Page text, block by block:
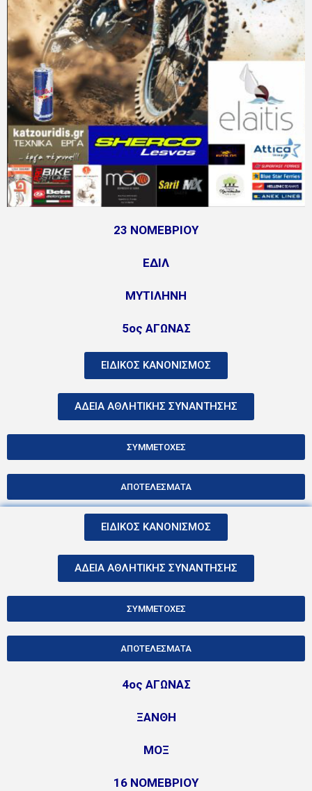
23 ΝΟΜΕΒΡΙΟΥ
ΕΔΙΛ
ΜΥΤΙΛΗΝΗ
5ος ΑΓΩΝΑΣ
ΕΙΔΙΚΟΣ ΚΑΝΟΝΙΣΜΟΣ
ΑΔΕΙΑ ΑΘΛΗΤΙΚΗΣ ΣΥΝΑΝΤΗΣΗΣ
ΣΥΜΜΕΤΟΧΕΣ
ΑΠΟΤΕΛΕΣΜΑΤΑ
16 ΝΟΜΕΒΡΙΟΥ
ΜΟΞ
ΞΑΝΘΗ
4ος ΑΓΩΝΑΣ
ΕΙΔΙΚΟΣ ΚΑΝΟΝΙΣΜΟΣ
ΑΔΕΙΑ ΑΘΛΗΤΙΚΗΣ ΣΥΝΑΝΤΗΣΗΣ
ΣΥΜΜΕΤΟΧΕΣ
ΑΠΟΤΕΛΕΣΜΑΤΑ